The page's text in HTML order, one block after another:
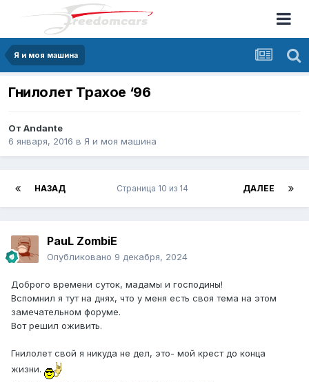
Я и моя машина
Гнилолет Трахое ‘96
От Andante
6 января, 2016 в Я и моя машина
НАЗАД ДАЛЕЕ
Страница 10 из 14
PauL ZombiE
Опубликовано 9 декабря, 2024
Доброго времени суток, мадамы и господины!
Вспомнил я тут на днях, что у меня есть своя тема на этом
замечательном форуме.
Вот решил оживить.
Гнилолет свой я никуда не дел, это- мой крест до конца
жизни.